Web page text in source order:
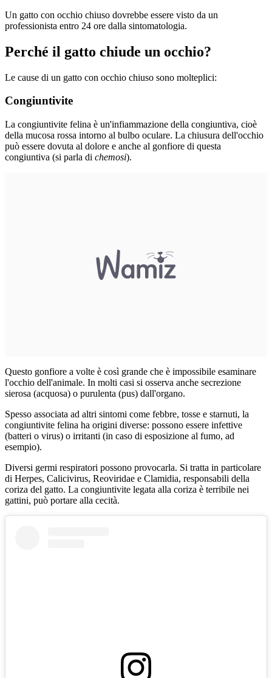
Un gatto con occhio chiuso dovrebbe essere visto da un
professionista entro 24 ore dalla sintomatologia.
Perché il gatto chiude un occhio?
Le cause di un gatto con occhio chiuso sono molteplici:
Congiuntivite
La congiuntivite felina è un'infiammazione della congiuntiva, cioè
della mucosa rossa intorno al bulbo oculare. La chiusura dell'occhio
può essere dovuta al dolore e anche al gonfiore di questa
congiuntiva (si parla di chemosi).
Questo gonfiore a volte è così grande che è impossibile esaminare
l'occhio dell'animale. In molti casi si osserva anche secrezione
sierosa (acquosa) o purulenta (pus) dall'organo.
Spesso associata ad altri sintomi come febbre, tosse e starnuti, la
congiuntivite felina ha origini diverse: possono essere infettive
(batteri o virus) o irritanti (in caso di esposizione al fumo, ad
esempio).
Diversi germi respiratori possono provocarla. Si tratta in particolare
di Herpes, Calicivirus, Reoviridae e Clamidia, responsabili della
coriza del gatto. La congiuntivite legata alla coriza è terribile nei
gattini, può portare alla cecità.